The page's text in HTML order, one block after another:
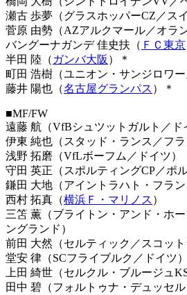
瀬古 歩夢（グラスホッパーCZ／スイ
菅原 由勢（AZアルクマール／オラン
バングーナガンデ 佳史扶（ ＦＣ東京
半田 陸（ ガンバ大阪 ）＊
町田 浩樹（ユニオン・サンジロワ
藤井 陽也（名古屋グランパス ）＊
■MF/FW
遠藤 航（VfBシュツットガルト／ド
伊東 純也（スタッド・ランス／フラ
浅野 拓磨（VfLボーフム／ドイツ）
守田 英正（スポルティングCP／ポル
鎌田 大地（アイントラハト・フラン
西村 拓真（横浜Ｆ・マリノス ）
三笘 薫（ブライトン・アンド・ホ
ングランド）
前田 大然（セルティック／スコット
堂安 律（SCフライブルク／ドイツ）
上田 綺世（セルクル・ブルージュ
田中 碧（フォルトゥナ・デュッセル